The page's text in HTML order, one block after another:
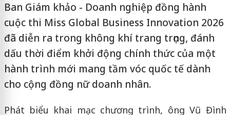
Ban Giám khảo - Doanh nghiệp đồng hành
cuộc thi Miss Global Business Innovation 2026
đã diễn ra trong không khí trang trọng, đánh
dấu thời điểm khởi động chính thức của một
hành trình mới mang tầm vóc quốc tế dành
cho cộng đồng nữ doanh nhân.
Phát biểu khai mạc chương trình, ông Vũ Đình